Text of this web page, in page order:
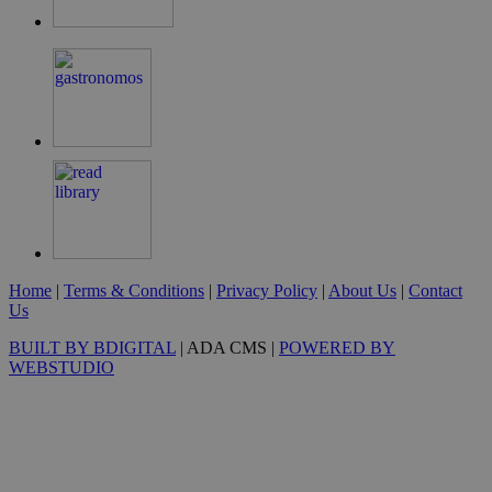
Home | Terms & Conditions | Privacy Policy | About Us | Contact
Us
BUILT BY BDIGITAL | ADA CMS | POWERED BY
WEBSTUDIO
ShowNewVisitorPopup
cyprus.wiz-